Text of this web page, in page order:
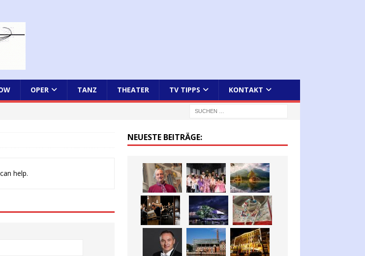
OPER TANZ THEATER TV TIPPS KONTAKT
help.
NEUESTE BEITRÄGE: